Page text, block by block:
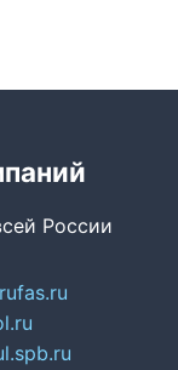
России
fas.ru